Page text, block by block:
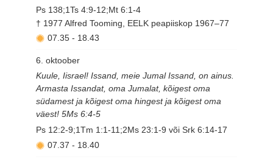
Ps 138;1Ts 4:9-12;Mt 6:1-4
† 1977 Alfred Tooming, EELK peapiiskop 1967–77
07.35 - 18.43
6. oktoober
Kuule, Iisrael! Issand, meie Jumal Issand, on ainus.
Armasta Issandat, oma Jumalat, kõigest oma
südamest ja kõigest oma hingest ja kõigest oma
väest! 5Ms 6:4-5
Ps 12:2-9;1Tm 1:1-11;2Ms 23:1-9 või Srk 6:14-17
07.37 - 18.40